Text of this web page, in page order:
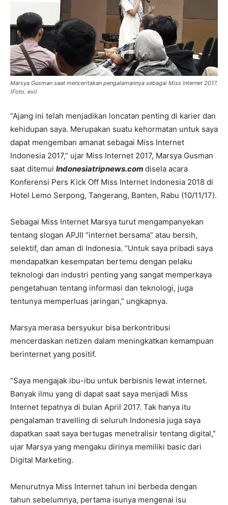
Marsya Gusman saat menceritakan pengalamannya sebagai Miss Internet 2017.
(Foto. evi)
“Ajang ini telah menjadikan loncatan penting di karier dan
kehidupan saya. Merupakan suatu kehormatan untuk saya
dapat mengemban amanat sebagai Miss Internet
Indonesia 2017,” ujar Miss Internet 2017, Marsya Gusman
saat ditemui Indonesiatripnews.com disela acara
Konferensi Pers Kick Off Miss Internet Indonesia 2018 di
Hotel Lemo Serpong, Tangerang, Banten, Rabu (10/11/17).
Sebagai Miss Internet Marsya turut mengampanyekan
tentang slogan APJII “internet bersama” atau bersih,
selektif, dan aman di Indonesia. “Untuk saya pribadi saya
mendapatkan kesempatan bertemu dengan pelaku
teknologi dan industri penting yang sangat memperkaya
pengetahuan tentang informasi dan teknologi, juga
tentunya memperluas jaringan,” ungkapnya.
Marsya merasa bersyukur bisa berkontribusi
mencerdaskan netizen dalam meningkatkan kemampuan
berinternet yang positif.
“Saya mengajak ibu-ibu untuk berbisnis lewat internet.
Banyak ilmu yang di dapat saat saya menjadi Miss
Internet tepatnya di bulan April 2017. Tak hanya itu
pengalaman travelling di seluruh Indonesia juga saya
dapatkan saat saya bertugas menetralisir tentang digital,”
ujar Marsya yang mengaku dirinya memiliki basic dari
Digital Marketing.
Menurutnya Miss Internet tahun ini berbeda dengan
tahun sebelumnya, pertama isunya mengenai isu